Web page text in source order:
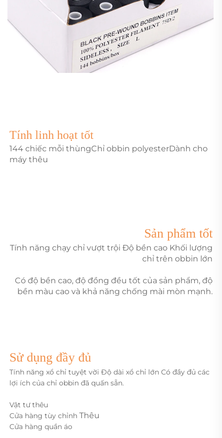
Tính linh hoạt tốt
144 chiếc mỗi thùngChỉ obbin polyesterDành cho
máy thêu
Sản phẩm tốt
Tính năng chạy chỉ vượt trội Độ bền cao Khối lượng
chỉ trên obbin lớn
Có độ bền cao, độ đồng đều tốt của sản phẩm, độ
bền màu cao và khả năng chống mài mòn mạnh.
Sử dụng đầy đủ
Tính năng xổ chỉ tuyệt vời Độ dài xổ chỉ lớn Có đầy đủ các
lợi ích của chỉ obbin đã quấn sẵn.
Vật tư thêu
Cửa hàng tùy chỉnh Thêu
Cửa hàng quần áo